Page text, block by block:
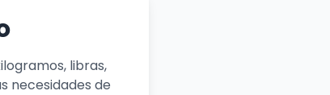
libras,
necesidades de